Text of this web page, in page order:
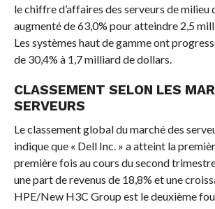
le chiffre d’affaires des serveurs de milieu
augmenté de 63,0% pour atteindre 2,5
Les systèmes haut de gamme ont
de 30,4% à 1,7 milliard de dollars.
CLASSEMENT SELON LES
SERVEURS
Le classement global du marché des
indique que « Dell Inc. » a atteint la
première fois au cours du second
une part de revenus de 18,8% et une
HPE/New H3C Group est le deuxième